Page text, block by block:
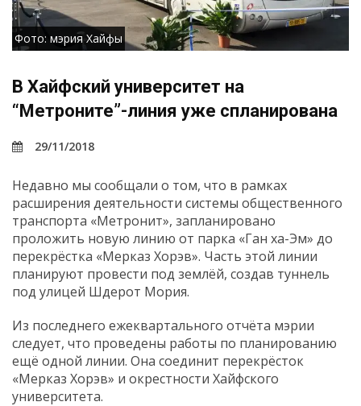
Фото: мэрия Хайфы
В Хайфский университет на
“Метроните”-линия уже спланирована
29/11/2018
Недавно мы сообщали о том, что в рамках
расширения деятельности системы общественного
транспорта «Метронит», запланировано
проложить новую линию от парка «Ган ха-Эм» до
перекрёстка «Мерказ Хорэв». Часть этой линии
планируют провести под землёй, создав туннель
под улицей Шдерот Мория.
Из последнего ежеквартального отчёта мэрии
следует, что проведены работы по планированию
ещё одной линии. Она соединит перекрёсток
«Мерказ Хорэв» и окрестности Хайфского
университета.